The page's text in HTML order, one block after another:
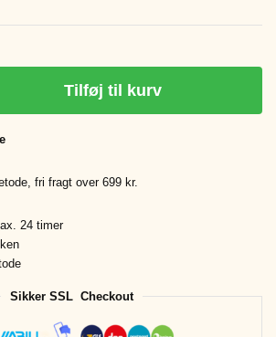
Tilføj til kurv
fri fragt over 699 kr.
24 timer
Sikker SSL Checkout